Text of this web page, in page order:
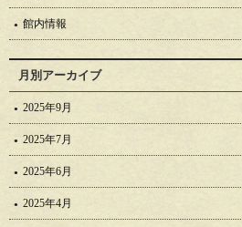
館内情報
月別アーカイブ
2025年9月
2025年7月
2025年6月
2025年4月